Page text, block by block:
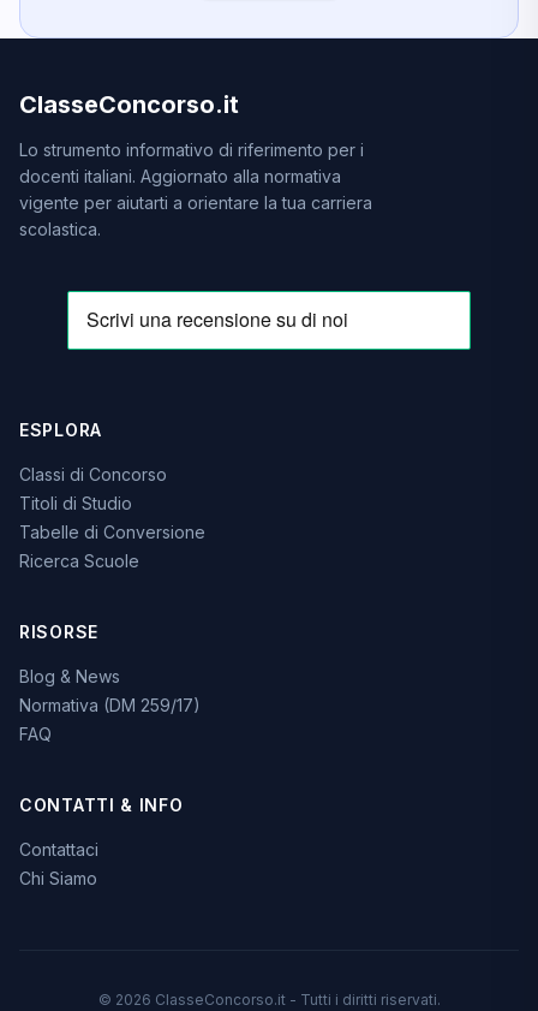
ClasseConcorso.it
Lo strumento informativo di riferimento per i
docenti italiani. Aggiornato alla normativa
vigente per aiutarti a orientare la tua carriera
scolastica.
ESPLORA
Classi di Concorso
Titoli di Studio
Tabelle di Conversione
Ricerca Scuole
RISORSE
Blog & News
Normativa (DM 259/17)
FAQ
CONTATTI & INFO
Contattaci
Chi Siamo
© 2026 ClasseConcorso.it - Tutti i diritti riservati.